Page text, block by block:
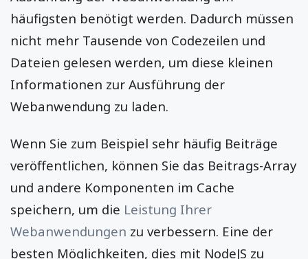
häufigsten benötigt werden. Dadurch müssen
nicht mehr Tausende von Codezeilen und
Dateien gelesen werden, um diese kleinen
Informationen zur Ausführung der
Webanwendung zu laden.
Wenn Sie zum Beispiel sehr häufig Beiträge
veröffentlichen, können Sie das Beitrags-Array
und andere Komponenten im Cache
speichern, um die Leistung Ihrer
Webanwendungen zu verbessern. Eine der
besten Möglichkeiten, dies mit NodeJS zu